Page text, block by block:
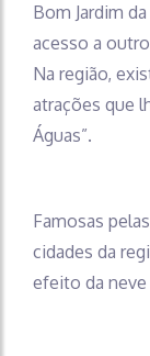
Bom Jardim
acesso a
Na região,
atrações que
Águas”.
Famosas
cidades da
efeito da neve